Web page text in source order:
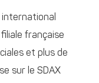
international
française
et plus de
sur le SDAX